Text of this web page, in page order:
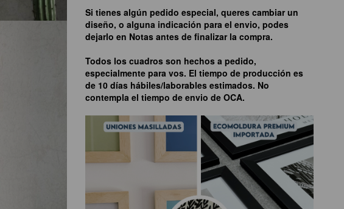
Si tienes algún pedido especial, queres cambiar un
diseño, o alguna indicación para el envio, podes
dejarlo en Notas antes de finalizar la compra.
Todos los cuadros son hechos a pedido,
especialmente para vos. El tiempo de producción es
de 10 días hábiles/laborables estimados. No
contempla el tiempo de envio de OCA.